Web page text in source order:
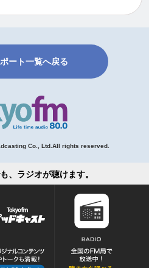
ート一覧へ戻る
Co., Ltd.All rights reserved.
、ラジオが聴けます。